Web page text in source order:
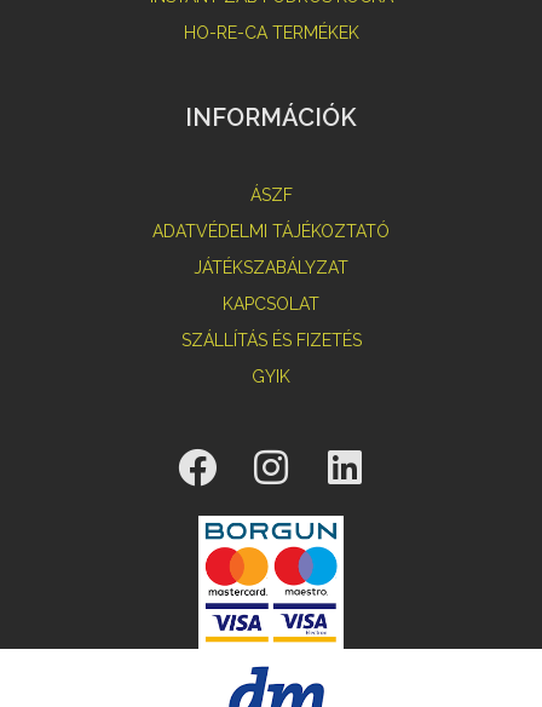
HO-RE-CA TERMÉKEK
INFORMÁCIÓK
ÁSZF
ADATVÉDELMI TÁJÉKOZTATÓ
JÁTÉKSZABÁLYZAT
KAPCSOLAT
SZÁLLÍTÁS ÉS FIZETÉS
GYIK